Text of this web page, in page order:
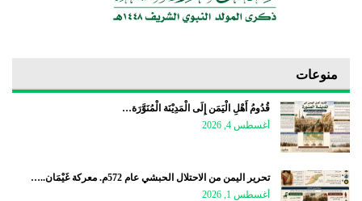
منوعات
قُدُومُ أَهْلِ الْيَمَن إِلَى الْمَدِيْنَة الْمُنَوَّرَة…
أغسطس 4, 2026
تحرير اليمن من الاحتلال الحبشي عام 572م. معركة غَيْمَان..…
أغسطس 1, 2026